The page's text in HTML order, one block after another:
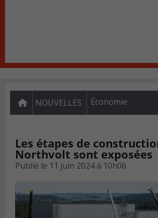
NOUVELLES Économie
Les étapes de
Northvolt sont exposées
Publié le 11 juin 2024 à 10h06